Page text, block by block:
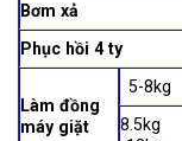
Bơm xả
Phục hồi 4 ty
Làm đồng
máy giặt
5-8kg
8.5kg